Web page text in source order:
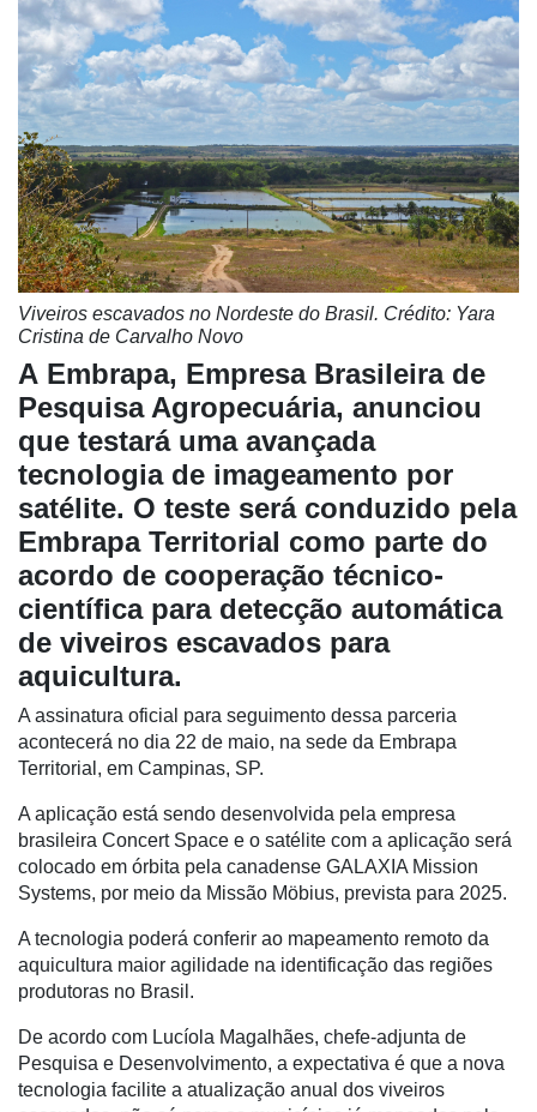
Cadastre-
Minha
Notícias
Destaque
Mercado
Troca
de
Cadeira
Viveiros escavados no Nordeste do Brasil. Crédito: Yara
Cristina de Carvalho Novo
A Embrapa, Empresa Brasileira de
Pesquisa Agropecuária, anunciou
que testará uma avançada
tecnologia de imageamento por
satélite. O teste será conduzido pela
Embrapa Territorial como parte do
acordo de cooperação técnico-
científica para detecção automática
de viveiros escavados para
aquicultura.
A assinatura oficial para seguimento dessa parceria
acontecerá no dia 22 de maio, na sede da Embrapa
Territorial, em Campinas, SP.
A aplicação está sendo desenvolvida pela empresa
brasileira Concert Space e o satélite com a aplicação será
colocado em órbita pela canadense GALAXIA Mission
Systems, por meio da Missão Möbius, prevista para 2025.
A tecnologia poderá conferir ao mapeamento remoto da
aquicultura maior agilidade na identificação das regiões
produtoras no Brasil.
De acordo com Lucíola Magalhães, chefe-adjunta de
Pesquisa e Desenvolvimento, a expectativa é que a nova
tecnologia facilite a atualização anual dos viveiros